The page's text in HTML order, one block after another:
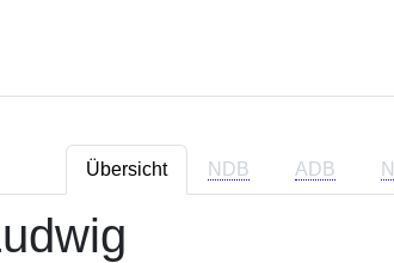
Übersicht NDB ADB